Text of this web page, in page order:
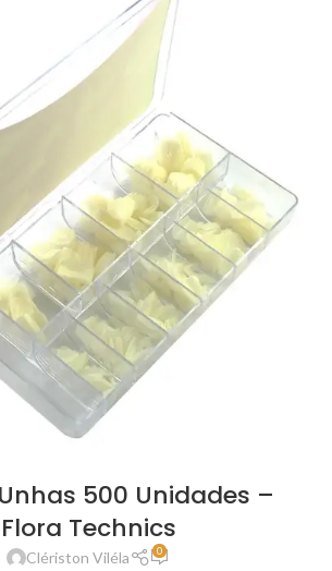
500 Unidades –
Flora Technics
Clériston Viléla 0